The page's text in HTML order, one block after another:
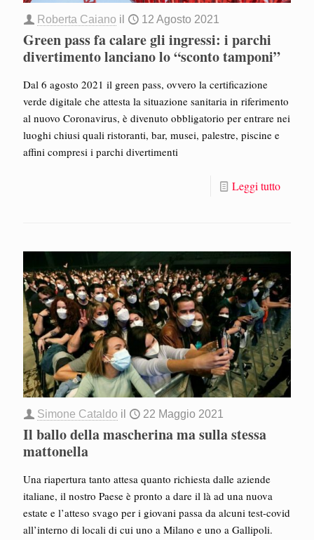
Roberta Caiano il 12 Agosto 2021
Green pass fa calare gli ingressi: i parchi
divertimento lanciano lo “sconto tamponi”
Dal 6 agosto 2021 il green pass, ovvero la certificazione
verde digitale che attesta la situazione sanitaria in riferimento
al nuovo Coronavirus, è divenuto obbligatorio per entrare nei
luoghi chiusi quali ristoranti, bar, musei, palestre, piscine e
affini compresi i parchi divertimenti
Leggi tutto
Simone Cataldo il 22 Maggio 2021
Il ballo della mascherina ma sulla stessa
mattonella
Una riapertura tanto attesa quanto richiesta dalle aziende
italiane, il nostro Paese è pronto a dare il là ad una nuova
estate e l’atteso svago per i giovani passa da alcuni test-covid
all’interno di locali di cui uno a Milano e uno a Gallipoli.